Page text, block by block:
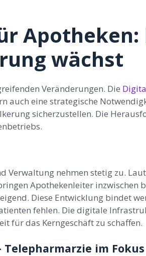
Apotheken:
wächst
Veränderungen. Die
auch eine strategische
sicherzustellen. Die
Verwaltung nehmen stetig zu.
Apothekenleiter inzwischen
Diese Entwicklung bindet
fehlen. Die digitale
für das Kerngeschäft zu schaffen.
im Fokus